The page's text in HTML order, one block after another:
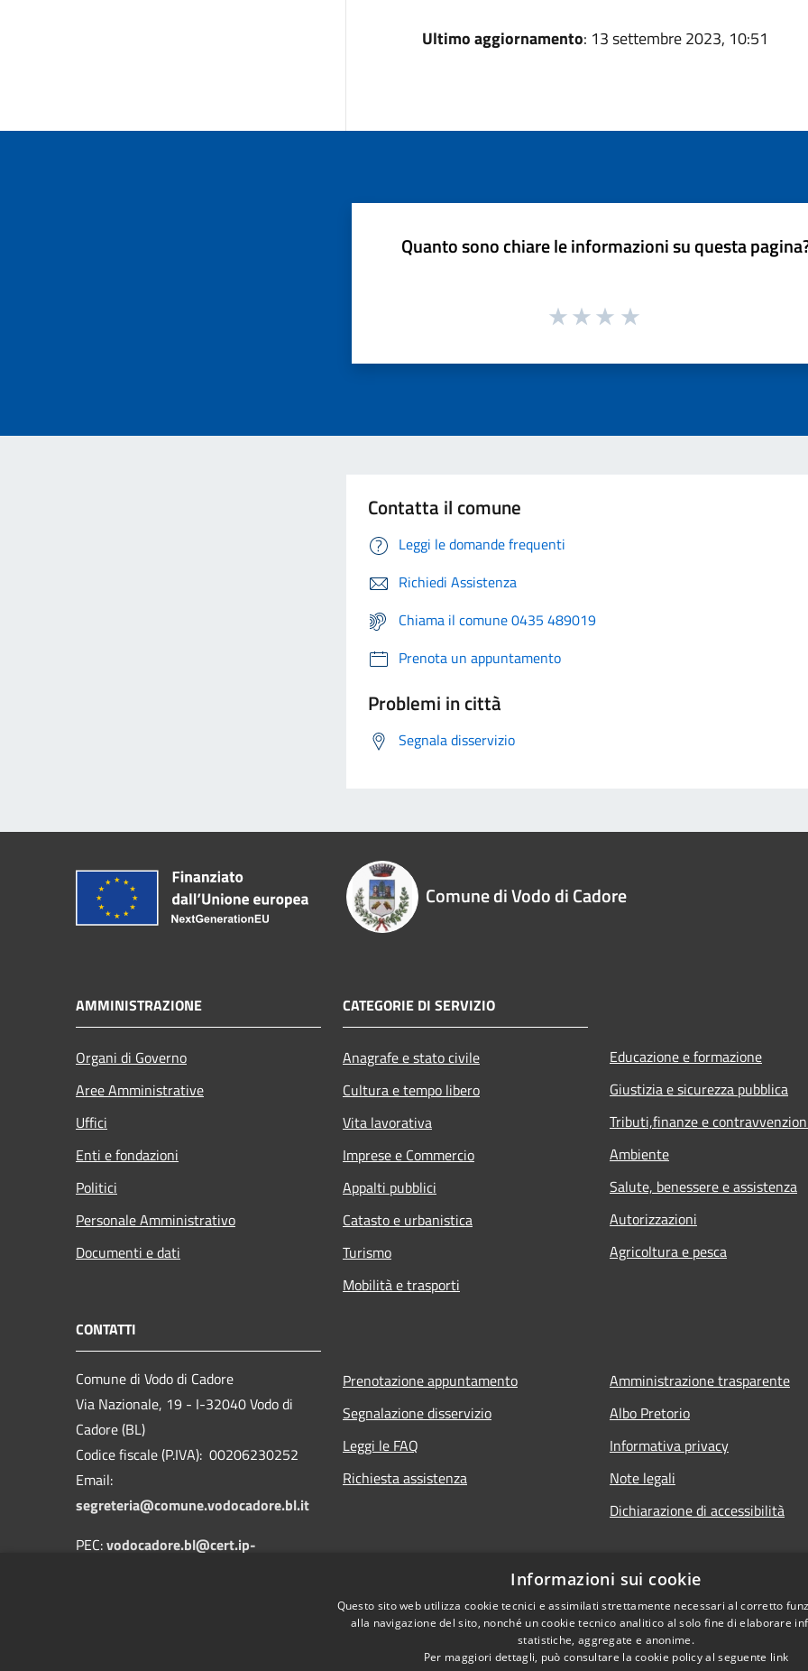
Ultimo aggiornamento: 13 settembre 2023, 10:51
Quanto sono chiare le informazioni su questa
Contatta il comune
Leggi le domande frequenti
Richiedi Assistenza
Chiama il comune 0435 489019
Prenota un appuntamento
Problemi in città
Segnala disservizio
Comune di Vodo di Cadore
AMMINISTRAZIONE
Organi di Governo
Aree Amministrative
Uffici
Enti e fondazioni
Politici
Personale Amministrativo
Documenti e dati
CATEGORIE DI SERVIZIO
Anagrafe e stato civile
Cultura e tempo libero
Vita lavorativa
Imprese e Commercio
Appalti pubblici
Catasto e urbanistica
Turismo
Mobilità e trasporti
Educazione e formazione
Giustizia e sicurezza pubblica
Tributi,finanze e
Ambiente
Salute, benessere e assistenza
Autorizzazioni
Agricoltura e pesca
CONTATTI
Comune di Vodo di Cadore
Via Nazionale, 19 - I-32040 Vodo di
Cadore (BL)
Codice fiscale (P.IVA): 00206230252
Email:
segreteria@comune.vodocadore.bl.it
PEC:vodocadore.bl@cert.ip-
Prenotazione appuntamento
Segnalazione disservizio
Leggi le FAQ
Richiesta assistenza
Amministrazione trasparente
Albo Pretorio
Informativa privacy
Note legali
Dichiarazione di accessibilità
Informazioni sui cookie
Questo sito web utilizza cookie tecnici e assimilati strettamente necessari al corretto
alla navigazione del sito, nonché un cookie tecnico analitico al solo fine di elaborare
statistiche, aggregate e anonime.
Per maggiori dettagli, può consultare la cookie policy al seguente link